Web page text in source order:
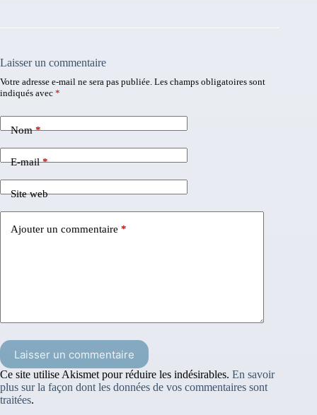
Laisser un commentaire
Votre adresse e-mail ne sera pas publiée. Les champs obligatoires sont
indiqués avec *
Nom*
E-mail*
Site web
Ajouter un commentaire *
Laisser un commentaire
Ce site utilise Akismet pour réduire les indésirables. En savoir
plus sur la façon dont les données de vos commentaires sont
traitées.